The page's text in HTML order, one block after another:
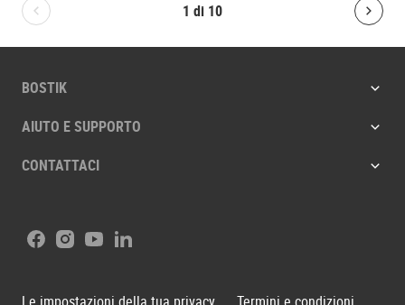
1 di 10
Bolton.General.PreviousSlide
BOSTIK
AIUTO E SUPPORTO
CONTATTACI
Facebook
Instagram
YoutubeLinkedIn